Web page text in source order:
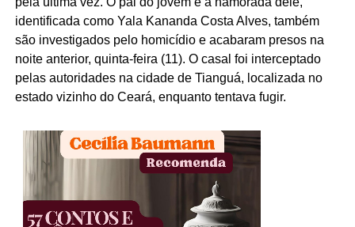
identificada como Yala Kananda Costa Alves, também
são investigados pelo homicídio e acabaram presos na
noite anterior, quinta-feira (11). O casal foi interceptado
pelas autoridades na cidade de Tianguá, localizada no
estado vizinho do Ceará, enquanto tentava fugir.